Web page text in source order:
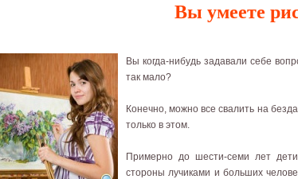
Вы умеете
Вы когда-нибудь задавали себе
так мало?
Конечно, можно все свалить на
только в этом.
Примерно до шести-семи лет
стороны лучиками и больших